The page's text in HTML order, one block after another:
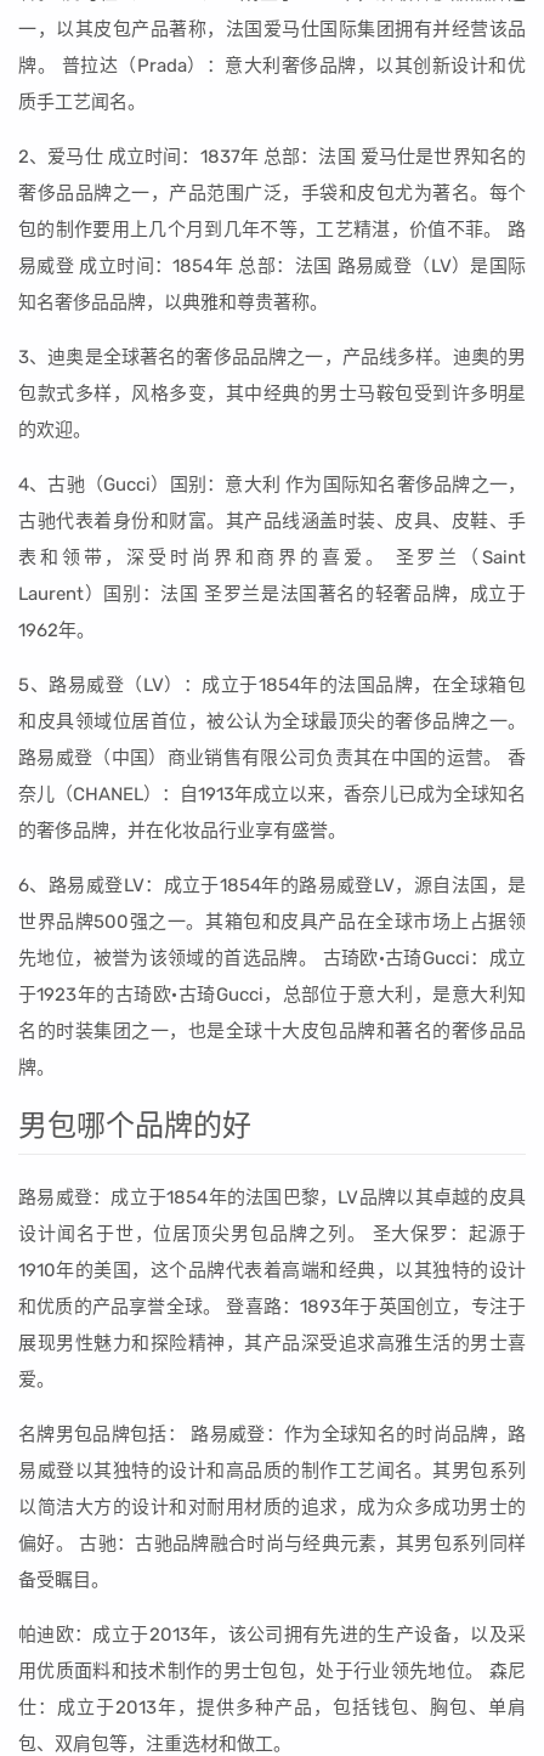
一，以其皮包产品著称，法国爱马仕国际集团拥有并经营该品
牌。 普拉达（Prada）：意大利奢侈品牌，以其创新设计和优
质手工艺闻名。
2、爱马仕 成立时间：1837年 总部：法国 爱马仕是世界知名的
奢侈品品牌之一，产品范围广泛，手袋和皮包尤为著名。每个
包的制作要用上几个月到几年不等，工艺精湛，价值不菲。 路
易威登 成立时间：1854年 总部：法国 路易威登（LV）是国际
知名奢侈品品牌，以典雅和尊贵著称。
3、迪奥是全球著名的奢侈品品牌之一，产品线多样。迪奥的男
包款式多样，风格多变，其中经典的男士马鞍包受到许多明星
的欢迎。
4、古驰（Gucci）国别：意大利 作为国际知名奢侈品牌之一，
古驰代表着身份和财富。其产品线涵盖时装、皮具、皮鞋、手
表和领带，深受时尚界和商界的喜爱。 圣罗兰（Saint
Laurent）国别：法国 圣罗兰是法国著名的轻奢品牌，成立于
1962年。
5、路易威登（LV）：成立于1854年的法国品牌，在全球箱包
和皮具领域位居首位，被公认为全球最顶尖的奢侈品牌之一。
路易威登（中国）商业销售有限公司负责其在中国的运营。 香
奈儿（CHANEL）：自1913年成立以来，香奈儿已成为全球知名
的奢侈品牌，并在化妆品行业享有盛誉。
6、路易威登LV：成立于1854年的路易威登LV，源自法国，是
世界品牌500强之一。其箱包和皮具产品在全球市场上占据领
先地位，被誉为该领域的首选品牌。 古琦欧·古琦Gucci：成立
于1923年的古琦欧·古琦Gucci，总部位于意大利，是意大利知
名的时装集团之一，也是全球十大皮包品牌和著名的奢侈品品
牌。
男包哪个品牌的好
路易威登：成立于1854年的法国巴黎，LV品牌以其卓越的皮具
设计闻名于世，位居顶尖男包品牌之列。 圣大保罗：起源于
1910年的美国，这个品牌代表着高端和经典，以其独特的设计
和优质的产品享誉全球。 登喜路：1893年于英国创立，专注于
展现男性魅力和探险精神，其产品深受追求高雅生活的男士喜
爱。
名牌男包品牌包括： 路易威登：作为全球知名的时尚品牌，路
易威登以其独特的设计和高品质的制作工艺闻名。其男包系列
以简洁大方的设计和对耐用材质的追求，成为众多成功男士的
偏好。 古驰：古驰品牌融合时尚与经典元素，其男包系列同样
备受瞩目。
帕迪欧：成立于2013年，该公司拥有先进的生产设备，以及采
用优质面料和技术制作的男士包包，处于行业领先地位。 森尼
仕：成立于2013年，提供多种产品，包括钱包、胸包、单肩
包、双肩包等，注重选材和做工。